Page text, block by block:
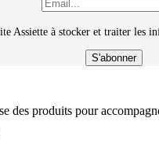
Assiette à stocker et traiter les
des produits pour